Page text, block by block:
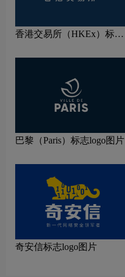
香港交易所（HKEx）标志
巴黎（Paris）标志logo图片
奇安信标志logo图片